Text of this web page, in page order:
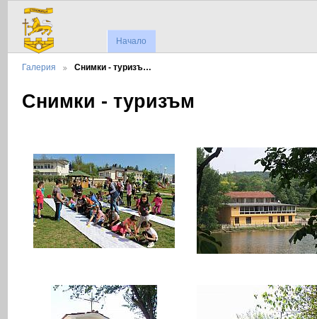
Начало
Галерия Снимки - туризъ…
Снимки - туризъм